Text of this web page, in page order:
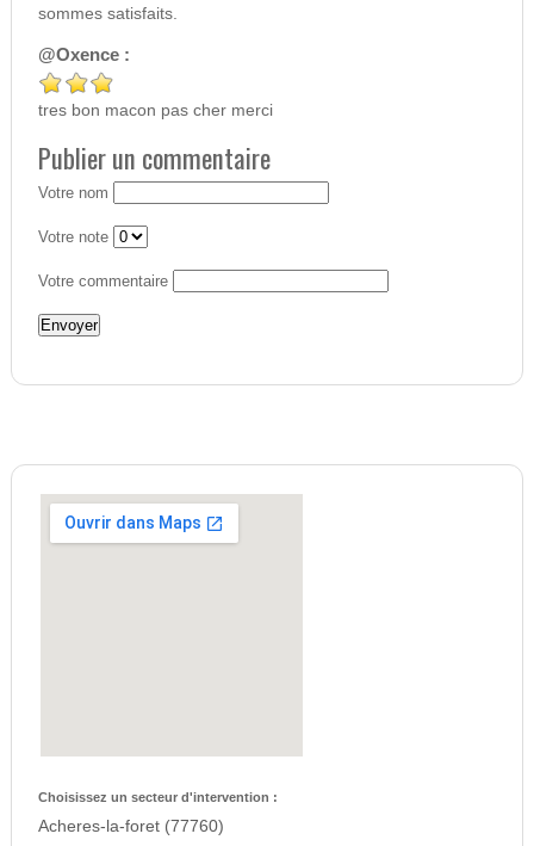
sommes satisfaits.
@Oxence :
tres bon macon pas cher merci
Publier un commentaire
Votre nom
Votre note
Votre commentaire
Choisissez un secteur d'intervention :
Acheres-la-foret (77760)